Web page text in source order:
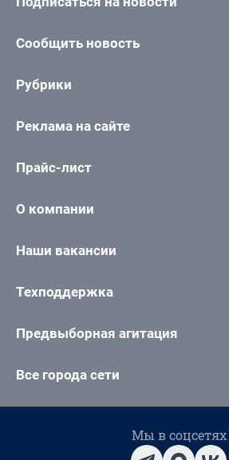
Сообщить новость
Рубрики
Реклама на сайте
Прайс-лист
О компании
Наши вакансии
Техподдержка
Предвыборная агитация
Все города сети
Мы в соцсетях